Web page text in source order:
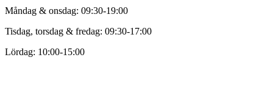
Måndag & onsdag: 09:30-19:00
Tisdag, torsdag & fredag: 09:30-17:00
Lördag: 10:00-15:00